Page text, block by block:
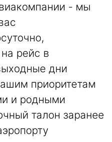
- мы
рейс в
дни
приоритетам
и родными
талон заранее